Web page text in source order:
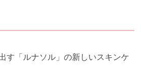
す「ルナソル」の新しいスキンケ